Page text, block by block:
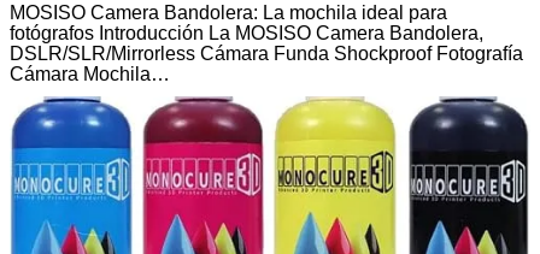
MOSISO Camera Bandolera: La mochila ideal para
fotógrafos Introducción La MOSISO Camera Bandolera,
DSLR/SLR/Mirrorless Cámara Funda Shockproof Fotografía
Cámara Mochila…